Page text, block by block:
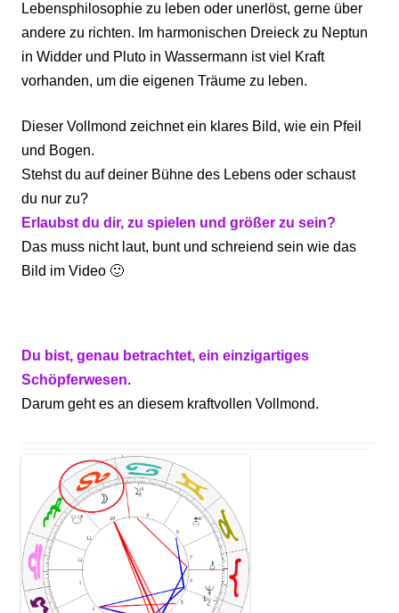
Lebensphilosophie zu leben oder unerlöst, gerne über
andere zu richten. Im harmonischen Dreieck zu Neptun
in Widder und Pluto in Wassermann ist viel Kraft
vorhanden, um die eigenen Träume zu leben.
Dieser Vollmond zeichnet ein klares Bild, wie ein Pfeil
und Bogen.
Stehst du auf deiner Bühne des Lebens oder schaust
du nur zu?
Erlaubst du dir, zu spielen und größer zu sein?
Das muss nicht laut, bunt und schreiend sein wie das
Bild im Video 🙂
Du bist, genau betrachtet, ein einzigartiges
Schöpferwesen.
Darum geht es an diesem kraftvollen Vollmond.